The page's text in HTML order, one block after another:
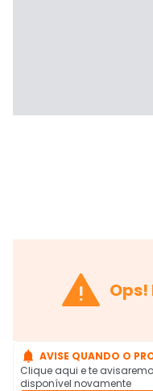

 AVISE QUANDO O
Clique aqui e te
disponível novamente